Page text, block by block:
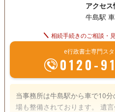
アクセス
牛島駅
相続手続きのご相談・
e行政書士専門ス
0120-
当事務所は牛島駅から車で10
場も整備されております。 遺